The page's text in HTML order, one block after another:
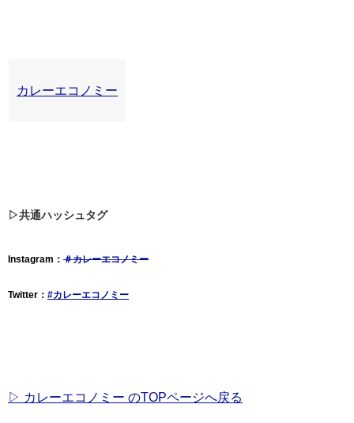
カレーエコノミー
▷共通ハッシュタグ
Instagram： ＃カレーエコノミー
Twitter： #カレーエコノミー
▷ カレーエコノミー のTOPページへ戻る